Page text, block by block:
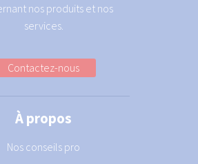
nos produits et nos
services.
Contactez-nous
À propos
Nos conseils pro